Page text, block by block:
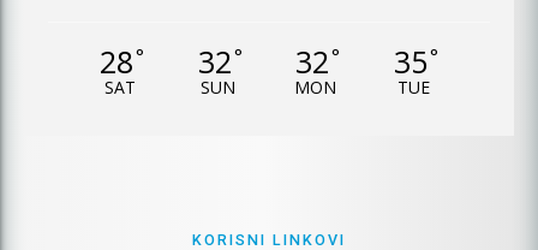
28°
SAT
32°
SUN
32°
MON
35°
TUE
KORISNI LINKOVI